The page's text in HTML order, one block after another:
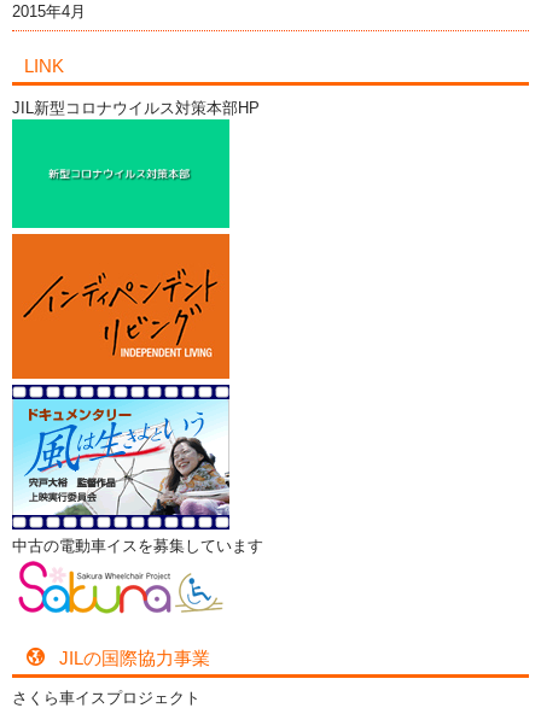
2015年4月
LINK
JIL新型コロナウイルス対策本部HP
中古の電動車イスを募集しています
JILの国際協力事業
さくら車イスプロジェクト